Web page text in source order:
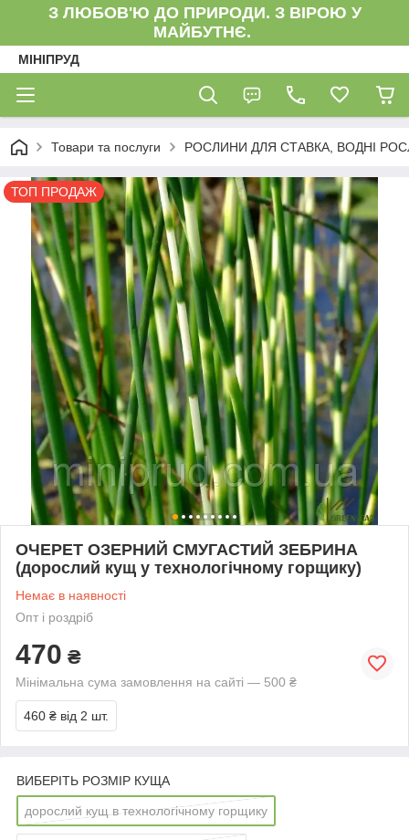
З ЛЮБОВ'Ю ДО ПРИРОДИ. З ВІРОЮ У
МАЙБУТНЄ.
МІНІПРУД
Товари та послуги РОСЛИНИ ДЛЯ СТАВКА, ВОДНІ
ТОП ПРОДАЖ
ОЧЕРЕТ ОЗЕРНИЙ СМУГАСТИЙ ЗЕБРИНА
(дорослий кущ у технологічному горщику)
Немає в наявності
Опт і роздріб
470 ₴
Мінімальна сума замовлення на сайті — 500 ₴
460 ₴ від 2 шт.
ВИБЕРІТЬ РОЗМІР КУЩА
дорослий кущ в технологічному горщику